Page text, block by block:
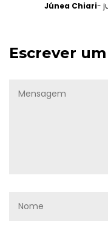
Júnea Chiari-
Escrever